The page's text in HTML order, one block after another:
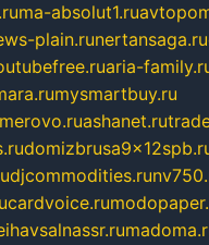
ma-absolut1.ru
plain.runertansaga.ru
aria-
mysmartbuy.ru
ashanet.ru
djcommodities.ru
cardvoice.ru